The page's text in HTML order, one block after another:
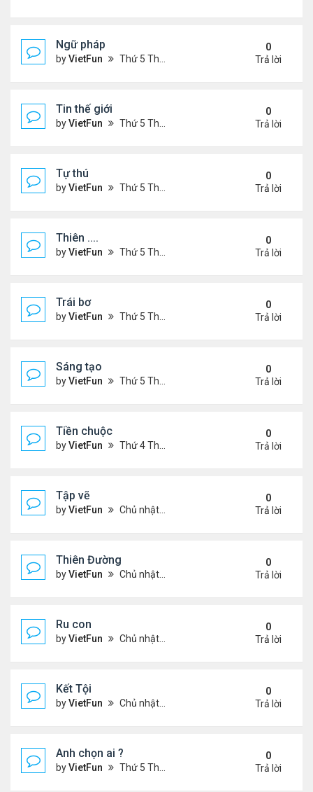
Ngữ pháp
byVietFun Thứ 5 Tháng 7 14, 2022 4:36 pm
0
Trả lời
Tin thế giới
byVietFun Thứ 5 Tháng 7 14, 2022 4:34 pm
0
Trả lời
Tự thú
byVietFun Thứ 5 Tháng 7 14, 2022 4:33 pm
0
Trả lời
Thiên ....
byVietFun Thứ 5 Tháng 7 14, 2022 4:30 pm
0
Trả lời
Trái bơ
byVietFun Thứ 5 Tháng 7 14, 2022 4:28 pm
0
Trả lời
Sáng tạo
byVietFun Thứ 5 Tháng 7 14, 2022 4:25 pm
0
Trả lời
Tiền chuộc
byVietFun Thứ 4 Tháng 7 06, 2022 12:18 pm
0
Trả lời
Tập vẽ
byVietFun Chủ nhật Tháng 4 03, 2022 8:25 pm
0
Trả lời
Thiên Đường
byVietFun Chủ nhật Tháng 4 03, 2022 8:24 pm
0
Trả lời
Ru con
byVietFun Chủ nhật Tháng 4 03, 2022 8:23 pm
0
Trả lời
Kết Tội
byVietFun Chủ nhật Tháng 4 03, 2022 8:20 pm
0
Trả lời
Anh chọn ai ?
byVietFun Thứ 5 Tháng 3 03, 2022 4:56 pm
0
Trả lời